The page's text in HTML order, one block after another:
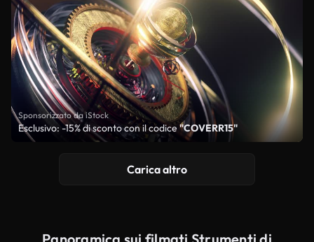
Sponsorizzato da iStock
Esclusivo: -15% di sconto con il codice "COVERR15"
Carica altro